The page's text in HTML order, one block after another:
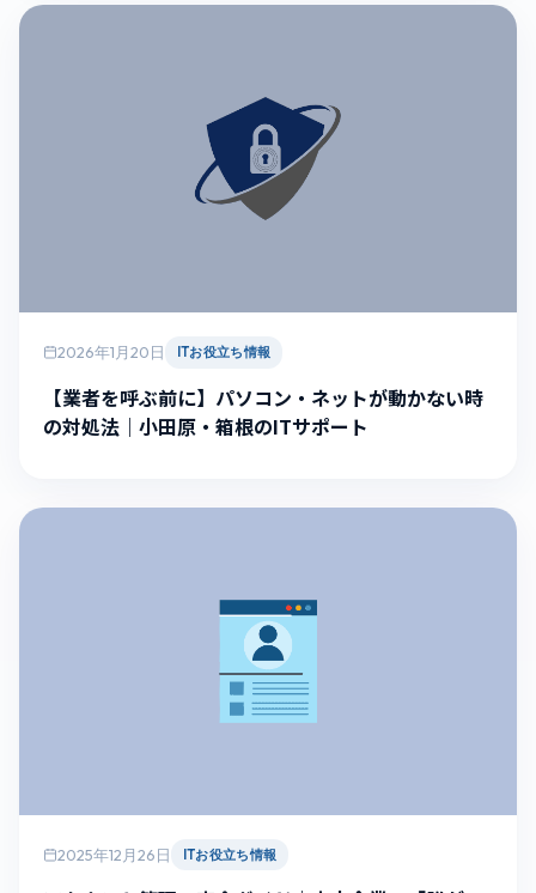
2026年1月20日 ITお役立ち情報
【業者を呼ぶ前に】パソコン・ネットが動かない時
の対処法｜小田原・箱根のITサポート
2025年12月26日 ITお役立ち情報